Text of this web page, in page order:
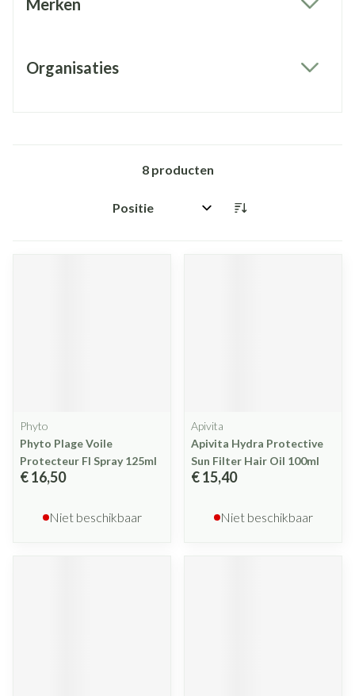
Merken
Organisaties
8producten
Sorteer op:
Phyto
Phyto Plage Voile
Protecteur Fl Spray 125ml
€ 16,50
Niet beschikbaar
Apivita
Apivita Hydra Protective
Sun Filter Hair Oil 100ml
€ 15,40
Niet beschikbaar